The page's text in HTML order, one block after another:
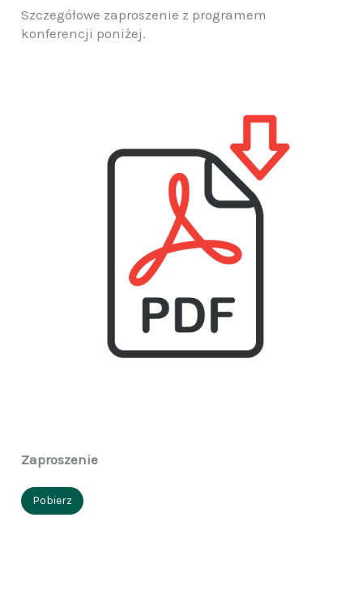
Szczegółowe zaproszenie z programem
konferencji poniżej.
Zaproszenie
Pobierz